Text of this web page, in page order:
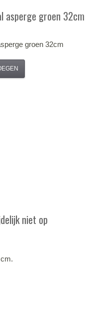
asperge groen 32cm
groen 32cm
niet op